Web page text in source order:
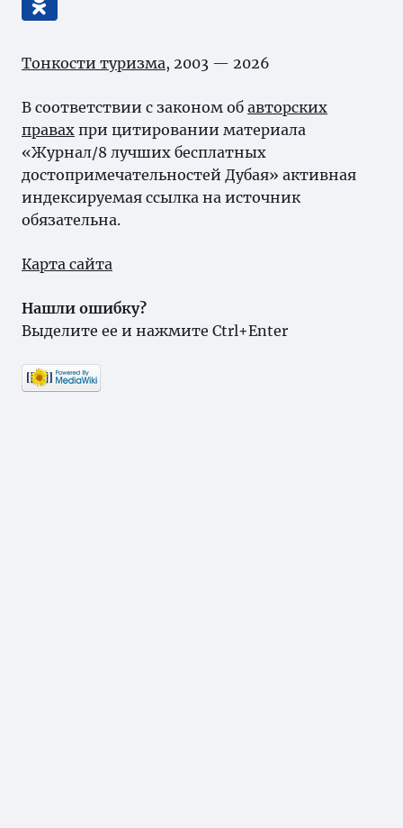
Тонкости туризма, 2003 — 2026
В соответствии с законом об авторских
правах при цитировании материала
«Журнал/8 лучших бесплатных
достопримечательностей Дубая» активная
индексируемая ссылка на источник
обязательна.
Карта сайта
Нашли ошибку?
Выделите ее и нажмите Ctrl+Enter